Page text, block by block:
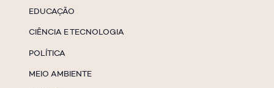
EDUCAÇÃO
CIÊNCIA E TECNOLOGIA
POLÍTICA
MEIO AMBIENTE